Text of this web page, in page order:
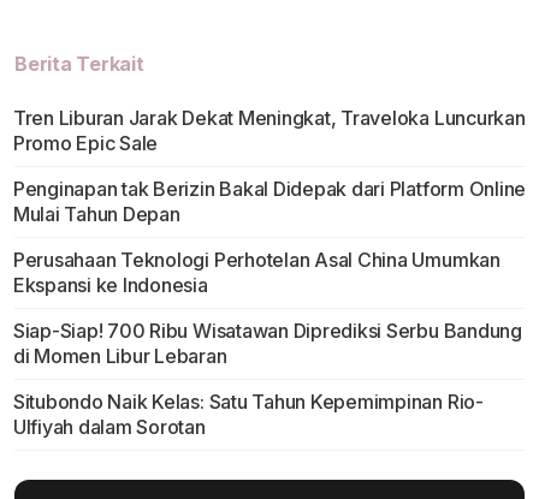
Berita Terkait
Tren Liburan Jarak Dekat Meningkat, Traveloka Luncurkan
Promo Epic Sale
Penginapan tak Berizin Bakal Didepak dari Platform Online
Mulai Tahun Depan
Perusahaan Teknologi Perhotelan Asal China Umumkan
Ekspansi ke Indonesia
Siap-Siap! 700 Ribu Wisatawan Diprediksi Serbu Bandung
di Momen Libur Lebaran
Situbondo Naik Kelas: Satu Tahun Kepemimpinan Rio-
Ulfiyah dalam Sorotan